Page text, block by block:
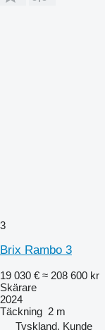
3
Brix Rambo 3
19 030 € ≈ 208 600 kr
Skärare
2024
Täckning 2 m
Tyskland, Kunde